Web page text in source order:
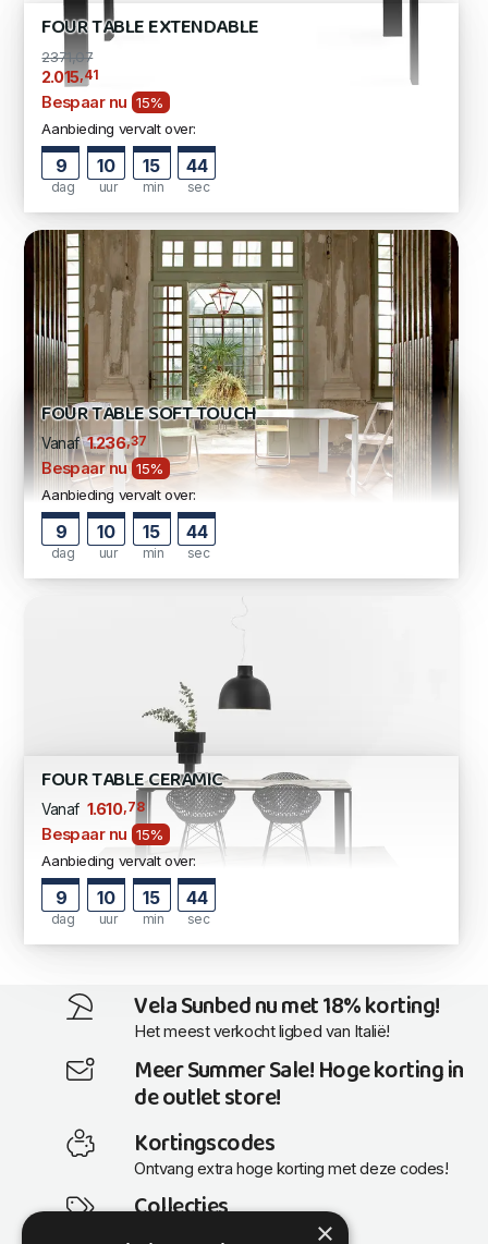
FOUR TABLE EXTENDABLE
2371,07
2.015,41
Bespaar nu 15%
Aanbieding vervalt over:
9
dag
10
uur
15
min
43
sec
FOUR TABLE SOFT TOUCH
Vanaf 1.236,37
Bespaar nu 15%
Aanbieding vervalt over:
9
dag
10
uur
15
min
43
sec
FOUR TABLE CERAMIC
Vanaf 1.610,78
Bespaar nu 15%
Aanbieding vervalt over:
9
dag
10
uur
15
min
43
sec
Vela Sunbed nu met 18% korting!
Het meest verkocht ligbed van Italië!
Meer Summer Sale! Hoge korting in
de outlet store!
Kortingscodes
Ontvang extra hoge korting met deze codes!
Collecties
Actuele en populaire collecties
×